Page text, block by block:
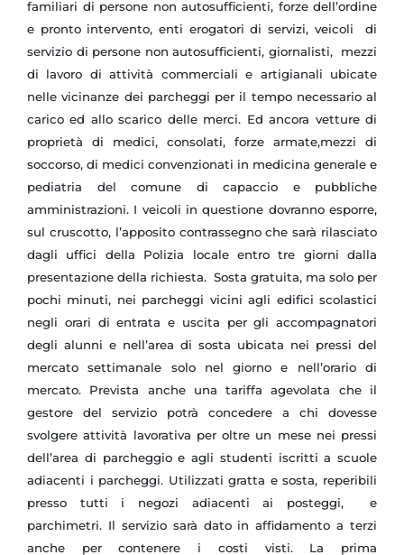
familiari di persone non autosufficienti, forze dell’ordine
e pronto intervento, enti erogatori di servizi, veicoli di
servizio di persone non autosufficienti, giornalisti, mezzi
di lavoro di attività commerciali e artigianali ubicate
nelle vicinanze dei parcheggi per il tempo necessario al
carico ed allo scarico delle merci. Ed ancora vetture di
proprietà di medici, consolati, forze armate,mezzi di
soccorso, di medici convenzionati in medicina generale e
pediatria del comune di capaccio e pubbliche
amministrazioni. I veicoli in questione dovranno esporre,
sul cruscotto, l’apposito contrassegno che sarà rilasciato
dagli uffici della Polizia locale entro tre giorni dalla
presentazione della richiesta. Sosta gratuita, ma solo per
pochi minuti, nei parcheggi vicini agli edifici scolastici
negli orari di entrata e uscita per gli accompagnatori
degli alunni e nell’area di sosta ubicata nei pressi del
mercato settimanale solo nel giorno e nell’orario di
mercato. Prevista anche una tariffa agevolata che il
gestore del servizio potrà concedere a chi dovesse
svolgere attività lavorativa per oltre un mese nei pressi
dell’area di parcheggio e agli studenti iscritti a scuole
adiacenti i parcheggi. Utilizzati gratta e sosta, reperibili
presso tutti i negozi adiacenti ai posteggi, e
parchimetri. Il servizio sarà dato in affidamento a terzi
anche per contenere i costi visti. La prima